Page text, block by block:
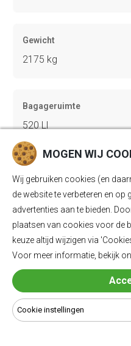
Gewicht
2175 kg
Bagageruimte
520 Ll
4655 mm
Breedte
1890 mm
1605 mm
MOGEN WIJ
Wij gebruiken cookies (en
de website te verbeteren en
advertenties aan te bieden.
plaatsen van cookies voor de
keuze altijd wijzigen via
Voor meer informatie, bekijk
Cookie instellingen